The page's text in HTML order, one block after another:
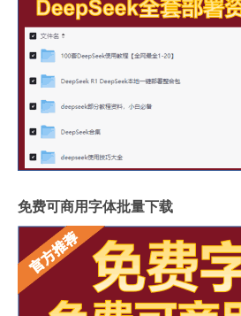
免费可商用字体批量下载